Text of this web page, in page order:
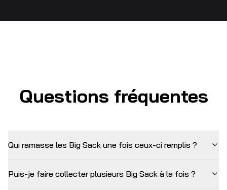
Questions fréquentes
Qui ramasse les Big Sack une fois ceux-ci remplis ?
Puis-je faire collecter plusieurs Big Sack à la fois ?